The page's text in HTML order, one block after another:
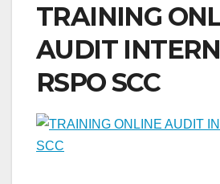
TRAINING
AUDIT
RSPO SCC